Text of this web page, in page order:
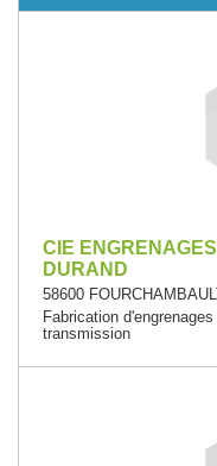
CIE
DURAND
58600
Fabrication
transmission